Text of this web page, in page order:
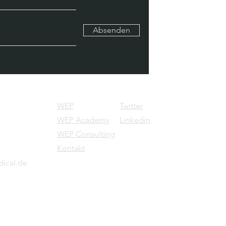
Absenden
WEP
WEP Academy
WEP Consulting
Kontakt
Twitter
Linkedin